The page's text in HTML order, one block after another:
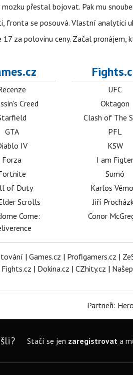
přestal bojovat. Pak mu
fronta se posouvá. Vlastní analytici
za polovinu ceny. Začal pronájem,
Creed
GTA
IV
Forza
of Duty
Scrolls
Come:
UFC
Oktagon
Clash of The
PFL
KSW
I am Figter
Sumó
Karlos
Jiří
Conor
| Games.cz | Profigamers.cz |
Fights.cz | Dokina.cz | CZhity.cz |
Partneři:
Stačí se jen zaregistrovata